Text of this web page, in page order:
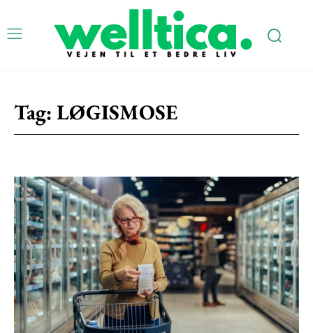
Subscription Plans
Free limited access
Gratis / forever
Etiam est nibh, lobortis sit
Praesent euismod ac
Tag: LØGISMOSE